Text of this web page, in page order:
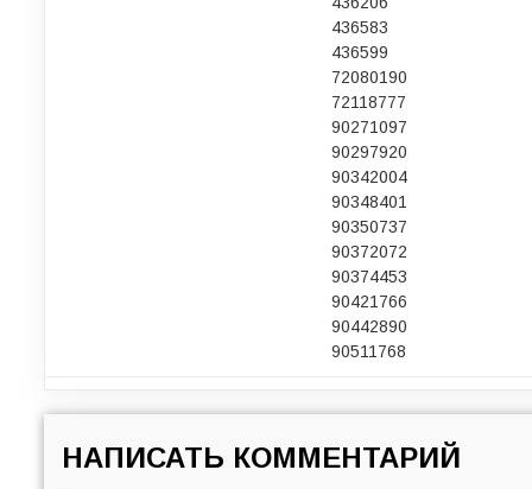
436583
436599
72080190
72118777
90271097
90297920
90342004
90348401
90350737
90372072
90374453
90421766
90442890
90511768
НАПИСАТЬ КОММЕНТАРИЙ